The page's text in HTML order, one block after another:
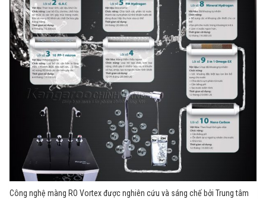
Công nghệ màng RO Vortex được nghiên cứu và sáng chế bởi Trung tâm